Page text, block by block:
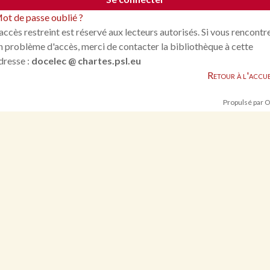
de passe oublié ?
restreint est réservé aux lecteurs autorisés. Si vous
problème d'accès, merci de contacter la bibliothèque à cette
: docelec @ chartes.psl.eu
Retour à
Propulsé par